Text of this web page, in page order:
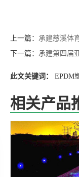
上一篇： 承建慈溪体
下一篇： 承建第四届
此文关键词： EPDM
相关产品